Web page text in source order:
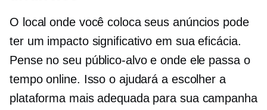
O local onde você coloca seus anúncios pode
ter um impacto significativo em sua eficácia.
Pense no seu público-alvo e onde ele passa o
tempo online. Isso o ajudará a escolher a
plataforma mais adequada para sua campanha